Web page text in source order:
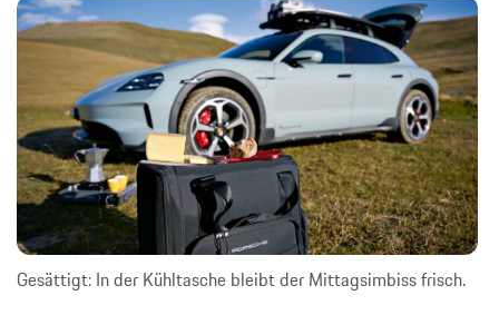
Gesättigt: In der Kühltasche bleibt der Mittagsimbiss frisch.